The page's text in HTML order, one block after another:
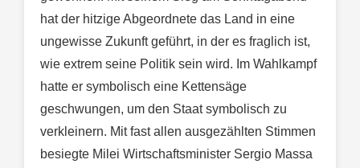
hat der hitzige Abgeordnete das Land in eine
ungewisse Zukunft geführt, in der es fraglich ist,
wie extrem seine Politik sein wird. Im Wahlkampf
hatte er symbolisch eine Kettensäge
geschwungen, um den Staat symbolisch zu
verkleinern. Mit fast allen ausgezählten Stimmen
besiegte Milei Wirtschaftsminister Sergio Massa